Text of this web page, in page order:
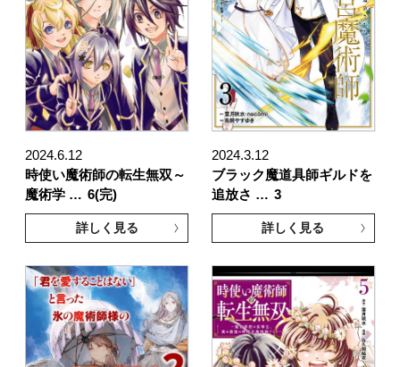
2024.6.12
時使い魔術師の転生無双～
魔術学 … 6(完)
詳しく見る
2024.3.12
ブラック魔道具師ギルドを
追放さ … 3
詳しく見る